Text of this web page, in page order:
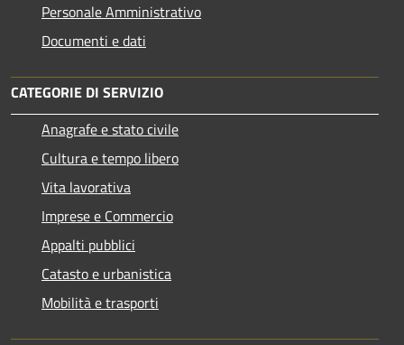
Personale Amministrativo
Documenti e dati
CATEGORIE DI SERVIZIO
Anagrafe e stato civile
Cultura e tempo libero
Vita lavorativa
Imprese e Commercio
Appalti pubblici
Catasto e urbanistica
Mobilità e trasporti